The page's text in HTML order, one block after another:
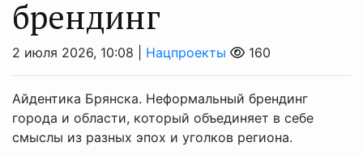
брендинг
2 июля 2026, 10:08 | Нацпроекты 160
Айдентика Брянска. Неформальный брендинг
города и области, который объединяет в себе
смыслы из разных эпох и уголков региона.